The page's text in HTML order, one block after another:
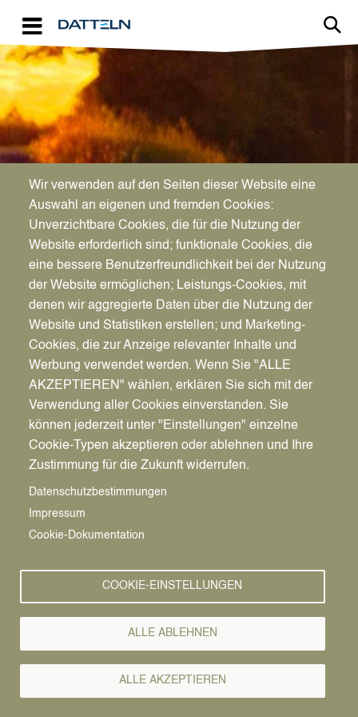
Bei uns heißtStimmung am
Kanal,
wenn Henry den
Sonnenuntergang genießt
Foto von Melanie Schürk und ihrem Hund hat bei André
Fotowettbewerb 2026 den 1. Platz belegt. Wir gratulieren
>>Alles Weitere zur Preisverleihung
Info und Kontakt
Wir verwenden auf den Seiten dieser Website eine
Auswahl an eigenen und fremden Cookies:
Unverzichtbare Cookies, die für die Nutzung der
Website erforderlich sind; funktionale Cookies, die
eine bessere Benutzerfreundlichkeit bei der Nutzung
der Website ermöglichen; Leistungs-Cookies, mit
denen wir aggregierte Daten über die Nutzung der
Website und Statistiken erstellen; und Marketing-
Cookies, die zur Anzeige relevanter Inhalte und
Werbung verwendet werden. Wenn Sie "ALLE
AKZEPTIEREN" wählen, erklären Sie sich mit der
Verwendung aller Cookies einverstanden. Sie
können jederzeit unter "Einstellungen" einzelne
Cookie-Typen akzeptieren oder ablehnen und Ihre
Zustimmung für die Zukunft widerrufen.
Datenschutzbestimmungen
Impressum
Cookie-Dokumentation
COOKIE-EINSTELLUNGEN
ALLE ABLEHNEN
ALLE AKZEPTIEREN